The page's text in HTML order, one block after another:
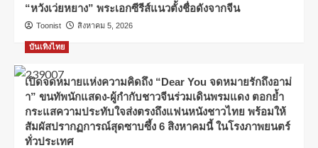
“หวังเว่ยหยาง” พระเอกซีรีส์แนวตั้งชื่อดังจากจีน
Toonist สิงหาคม 5, 2026
บันเทิงไทย
เปิดจดหมายแห่งความคิดถึง “Dear You จดหมายรักถึงอาม่
า” ขนทัพนักแสดง-ผู้กำกับชาวจีนร่วมเดินพรมแดง ตอกย้ำ
กระแสความประทับใจส่งตรงถึงแฟนหนังชาวไทย พร้อมให้
สัมผัสปรากฏการณ์สุดซาบซึ้ง 6 สิงหาคมนี้ ในโรงภาพยนตร์
ทั่วประเทศ